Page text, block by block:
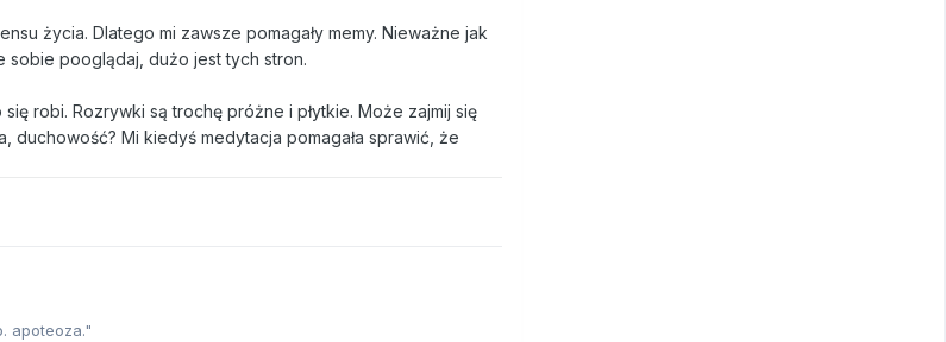
życia. Dlatego mi zawsze pomagały memy. Nieważne jak
sobie pooglądaj, dużo jest tych stron.
robi. Rozrywki są trochę próżne i płytkie. Może zajmij się
duchowość? Mi kiedyś medytacja pomagała sprawić, że
apoteoza."